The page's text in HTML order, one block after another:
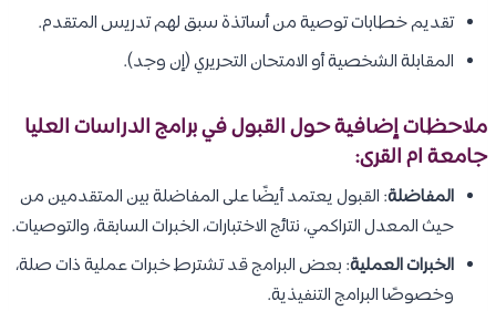
تقديم خطابات توصية من أساتذة سبق لهم تدريس المتقدم.
المقابلة الشخصية أو الامتحان التحريري (إن وجد).
ملاحظات إضافية حول القبول في برامج الدراسات العليا
جامعة ام القرى:
المفاضلة: القبول يعتمد أيضًا على المفاضلة بين المتقدمين من
حيث المعدل التراكمي، نتائج الاختبارات، الخبرات السابقة، والتوصيات.
الخبرات العملية: بعض البرامج قد تشترط خبرات عملية ذات صلة،
وخصوصًا البرامج التنفيذية.